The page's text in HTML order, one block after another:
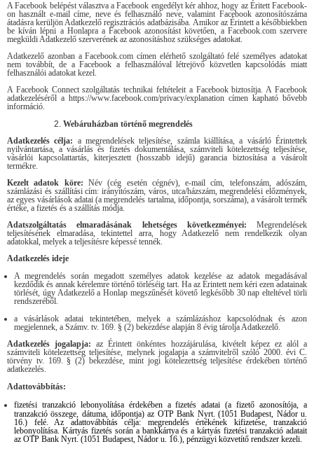
A Facebook belépést választva a Facebook engedélyt kér ahhoz, hogy az Éritett Facebook-
on használt e-mail címe, neve és felhasználó neve, valamint Facebook azonosítószáma
átadásra kerüljön Adatkezelő regisztrációs adatbázisába. Amikor az Érintett a későbbiekben
be kíván lépni a Honlapra a Facebook azonosítást követően, a Facebook.com szervere
megküldi Adatkezelő szerverének az azonosításhoz szükséges adatokat.
Adatkezelő azonban a Facebook.com címen elérhető szolgáltató felé személyes adatokat
nem továbbít, de a Facebook a felhasználóval létrejövő közvetlen kapcsolódás miatt
felhasználói adatokat kezel.
A Facebook Connect szolgáltatás technikai feltételeit a Facebook biztosítja. A Facebook
adatkezeléséről a https://www.facebook.com/privacy/explanation címen kapható bővebb
információ.
Webáruházban történő megrendelés
Adatkezelés célja: a megrendelések teljesítése, számla kiállítása, a vásárló Érintettek
nyilvántartása, a vásárlás és fizetés dokumentálása, számviteli kötelezettség teljesítése,
vásárlói kapcsolattartás, kiterjesztett (hosszabb idejű) garancia biztosítása a vásárolt
termékre.
Kezelt adatok köre: Név (cég esetén cégnév), e-mail cím, telefonszám, adószám,
számlázási és szállítási cím: irányítószám, város, utca/házszám, megrendelési előzmények,
az egyes vásárlások adatai (a megrendelés tartalma, időpontja, sorszáma), a vásárolt termék
értéke, a fizetés és a szállítás módja.
Adatszolgáltatás elmaradásának lehetséges következményei: Megrendelések
teljesítésének elmaradása, tekintettel arra, hogy Adatkezelő nem rendelkezik olyan
adatokkal, melyek a teljesítésre képessé tennék.
Adatkezelés ideje
A megrendelés során megadott személyes adatok kezelése az adatok megadásával
kezdődik és annak kérelemre történő törléséig tart. Ha az Érintett nem kéri ezen adatainak
törlését, úgy Adatkezelő a Honlap megszűnését követő legkésőbb 30 nap elteltével törli
rendszeréből.
a vásárlások adatai tekintetében, melyek a számlázáshoz kapcsolódnak és azon
megjelennek, a Számv. tv. 169. § (2) bekezdése alapján 8 évig tárolja Adatkezelő.
Adatkezelés jogalapja: az Érintett önkéntes hozzájárulása, kivételt képez ez alól a
számviteli kötelezettség teljesítése, melynek jogalapja a számvitelről szóló 2000. évi C.
törvény tv. 169. § (2) bekezdése, mint jogi kötelezettség teljesítése érdekében történő
adatkezelés.
Adattovábbítás:
fizetési tranzakció lebonyolítása érdekében a fizetés adatai (a fizető azonosítója, a
tranzakció összege, dátuma, időpontja) az OTP Bank Nyrt. (1051 Budapest, Nádor u.
16.) felé. Az adattovábbítás célja: megrendelés értékének kifizetése, tranzakció
lebonyolítása. Kártyás fizetés során a bankkártya és a kártyás fizetési tranzakció adatait
az OTP Bank Nyrt. (1051 Budapest, Nádor u. 16.), pénzügyi közvetítő rendszer kezeli.